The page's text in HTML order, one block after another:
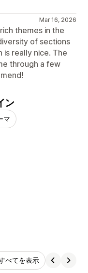
Mar 16, 2026
themes in the
of sections
is really nice. The
through a few
ン
マ
べてを表示